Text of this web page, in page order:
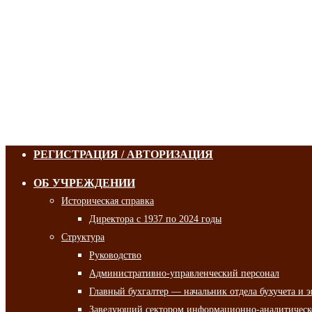
РЕГИСТРАЦИЯ / АВТОРИЗАЦИЯ
ОБ УЧРЕЖДЕНИИ
Историческая справка
Директора с 1937 по 2024 годы
Структура
Руководство
Административно-управленческий персонал
Главный бухгалтер — начальник отдела бухучета и
Заведующий сектором информационно-